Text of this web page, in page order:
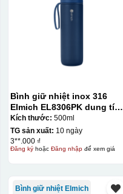
Bình giữ nhiệt inox 316
Elmich EL8306PK dung tích
500ml
Kích thước: 500ml
TG sản xuất: 10 ngày
3**.000 ₫
Đăng kýhoặc Đăng nhậpđể xem giá
Bình giữ nhiệt Elmich